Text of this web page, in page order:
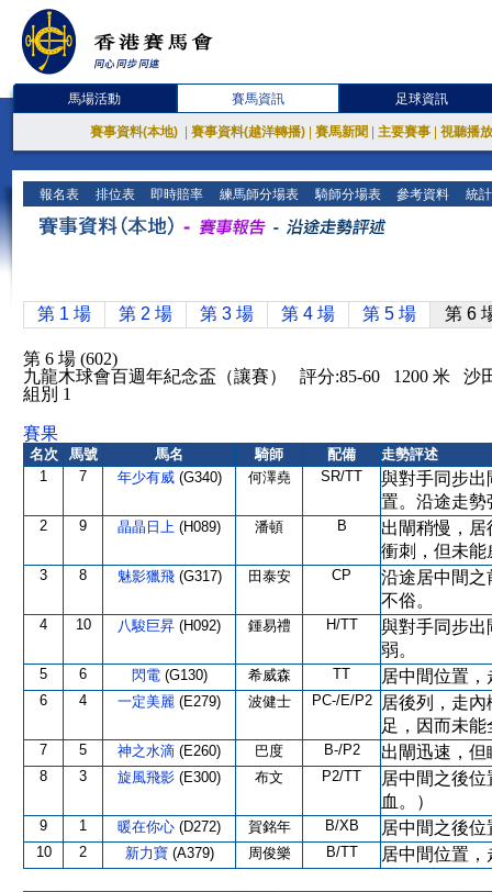
馬場活動 賽馬資訊 足球資訊
賽事資料(本地) 賽事資料(越洋轉播) 賽馬新聞 主要賽事 視聽播
報名表 排位表 即時賠率 練馬師分場表 騎師分場表 參考資料 統
第 1 場 第 2 場 第 3 場 第 4 場 第 5 場 第 6
第 6 場 (602)
九龍木球會百週年紀念盃（讓賽） 評分:85-60 1200 米 沙
組別 1
賽果
名次 馬號 馬名 騎師 配備
走勢評述
1
7 年少有威 (G340) 何澤堯 SR/TT
與對手同步出
置。沿途走勢
2 9 晶晶日上 (H089) 潘頓 B
出閘稍慢，
衝刺，但未能
3 8 魅影獵飛 (G317) 田泰安 CP
沿途居中間之
不俗。
4 10 八駿巨昇 (H092) 鍾易禮 H/TT
與對手同步出
弱。
5 6 閃電 (G130) 希威森 TT 居中間位置
6 4 一定美麗 (E279) 波健士 PC-/E/P2
居後列，走
足，因而未
7 5 神之水滴 (E260) 巴度 B-/P2 出閘迅速，
8 3 旋風飛影 (E300) 布文 P2/TT
居中間之後
血。）
9 1 暖在你心 (D272) 賀銘年 B/XB 居中間之後
10 2 新力寶 (A379) 周俊樂 B/TT 居中間位置